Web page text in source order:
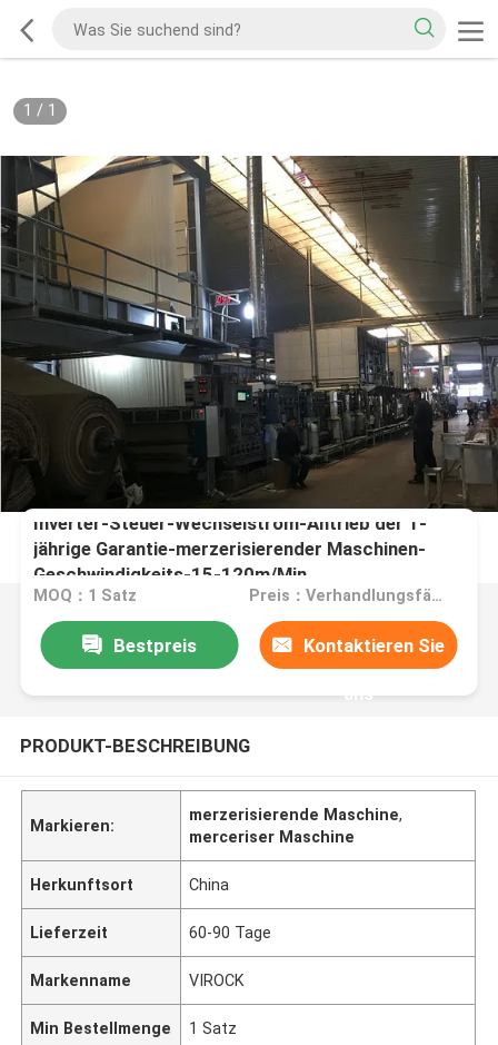
1 / 1
Inverter-Steuer-Wechselstrom-Antrieb der 1-
jährige Garantie-merzerisierender Maschinen-
Geschwindigkeits-15-120m/Min
MOQ：1 Satz Preis：Verhandlungsfähig
Bestpreis Kontaktieren Sie
uns
PRODUKT-BESCHREIBUNG
Markieren:
merzerisierende Maschine,
merceriser Maschine
Herkunftsort China
Lieferzeit 60-90 Tage
Markenname VIROCK
Min Bestellmenge 1 Satz